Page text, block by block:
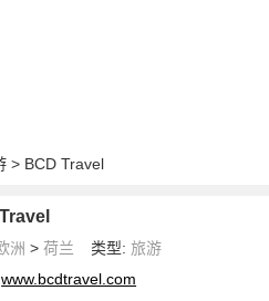
> BCD Travel
洲 >荷兰 类型: 旅游
www.bcdtravel.com